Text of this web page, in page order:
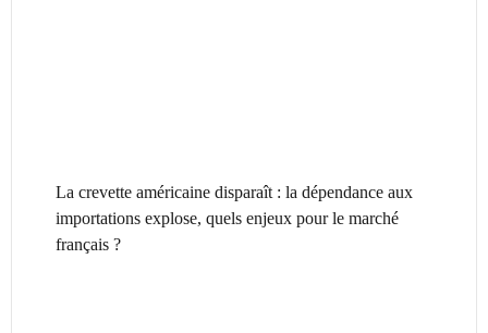
La crevette américaine disparaît : la dépendance aux
importations explose, quels enjeux pour le marché
français ?